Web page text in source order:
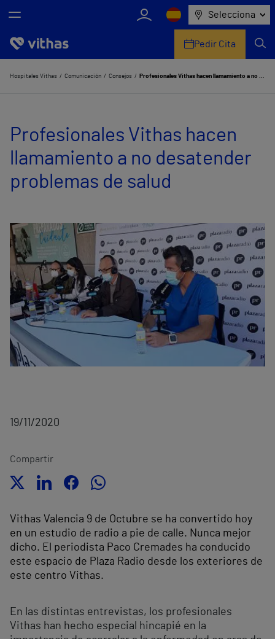
Selecciona
Nosotros
Servicios de salud
Equipo médico y asistencial
Información útil
Comunicación
Pedir Cita
Hospitales Vithas Comunicación Consejos Profesionales Vithas hacen llamamiento a no desatender problemas de salud
Profesionales Vithas hacen
llamamiento a no desatender
problemas de salud
19/11/2020
Compartir
Vithas Valencia 9 de Octubre se ha convertido hoy
en un estudio de radio a pie de calle. Nunca mejor
dicho. El periodista Paco Cremades ha conducido
este espacio de Plaza Radio desde los exteriores de
este centro Vithas.
En las distintas entrevistas, los profesionales
Vithas han hecho especial hincapié en la